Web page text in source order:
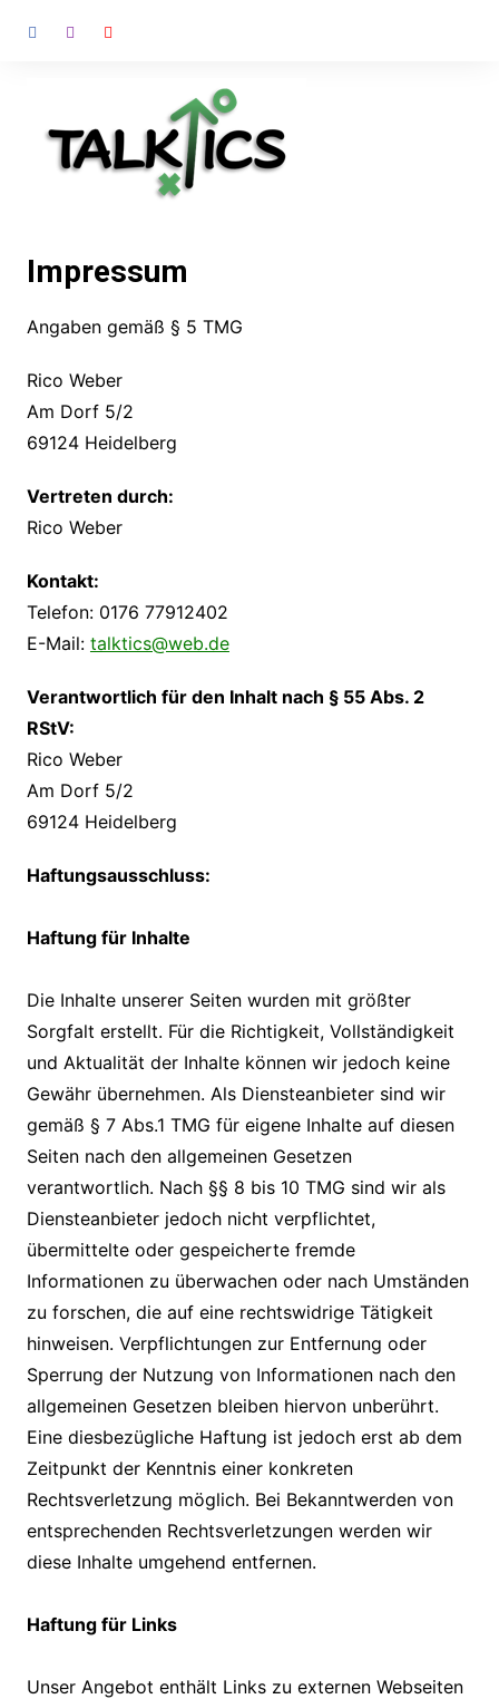
Inhalt
Impressum
Angaben gemäß § 5 TMG
Rico Weber
Am Dorf 5/2
69124 Heidelberg
Vertreten durch:
Rico Weber
Kontakt:
Telefon: 0176 77912402
E-Mail: talktics@web.de
Verantwortlich für den Inhalt nach § 55 Abs. 2
RStV:
Rico Weber
Am Dorf 5/2
69124 Heidelberg
Haftungsausschluss:
Haftung für Inhalte
Die Inhalte unserer Seiten wurden mit größter
Sorgfalt erstellt. Für die Richtigkeit, Vollständigkeit
und Aktualität der Inhalte können wir jedoch keine
Gewähr übernehmen. Als Diensteanbieter sind wir
gemäß § 7 Abs.1 TMG für eigene Inhalte auf diesen
Seiten nach den allgemeinen Gesetzen
verantwortlich. Nach §§ 8 bis 10 TMG sind wir als
Diensteanbieter jedoch nicht verpflichtet,
übermittelte oder gespeicherte fremde
Informationen zu überwachen oder nach Umständen
zu forschen, die auf eine rechtswidrige Tätigkeit
hinweisen. Verpflichtungen zur Entfernung oder
Sperrung der Nutzung von Informationen nach den
allgemeinen Gesetzen bleiben hiervon unberührt.
Eine diesbezügliche Haftung ist jedoch erst ab dem
Zeitpunkt der Kenntnis einer konkreten
Rechtsverletzung möglich. Bei Bekanntwerden von
entsprechenden Rechtsverletzungen werden wir
diese Inhalte umgehend entfernen.
Haftung für Links
Unser Angebot enthält Links zu externen Webseiten